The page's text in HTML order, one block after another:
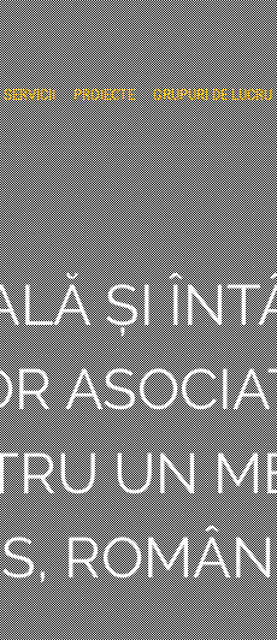
SERVICII PROIECTE GRUPURI DE LUCRU
ȘI
UN